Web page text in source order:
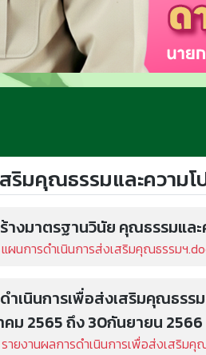
ริมคุณธรรมและความโ
างมาตรฐานวินัย คุณธรรมแล
แผนการดำเนินการส่งเสริมคุณธรรมฯ
ำเนินการเพื่อส่งเสริมคุณธรร
ม 2565 ถึง 30กันยายน 2566
รายงานผลการดำเนินการเพื่อส่งเสริมคุ